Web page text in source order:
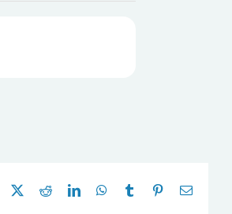
Facebook RedditLinkedInWhatsApp
Tumblr Pinterest
E-